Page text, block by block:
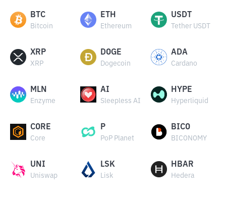
BTC
Bitcoin
ETH
Ethereum
USDT
Tether USDT
XRP
XRP
DOGE
Dogecoin
ADA
Cardano
MLN
Enzyme
AI
Sleepless AI
HYPE
Hyperliquid
CORE
Core
P
PoP Planet
BICO
BICONOMY
UNI
Uniswap
LSK
Lisk
HBAR
Hedera